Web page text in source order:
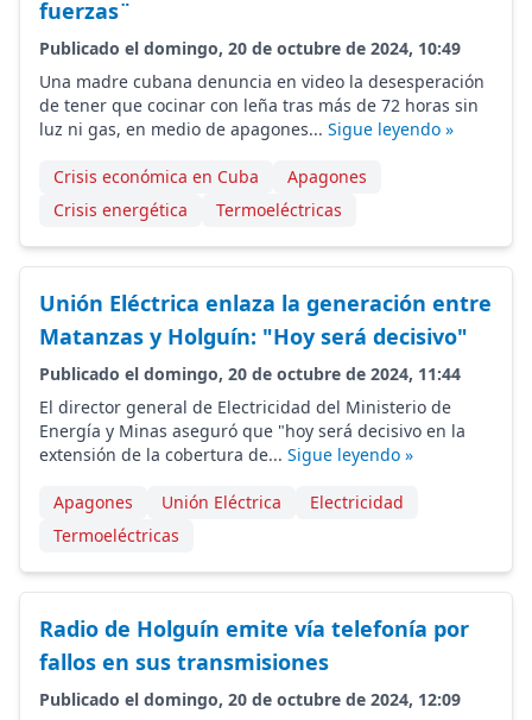
fuerzas¨
Publicado el domingo, 20 de octubre de 2024, 10:49
Una madre cubana denuncia en video la desesperación
de tener que cocinar con leña tras más de 72 horas sin
luz ni gas, en medio de apagones... Sigue leyendo »
Crisis económica en Cuba
Apagones
Crisis energética
Termoeléctricas
Unión Eléctrica enlaza la generación entre
Matanzas y Holguín: "Hoy será decisivo"
Publicado el domingo, 20 de octubre de 2024, 11:44
El director general de Electricidad del Ministerio de
Energía y Minas aseguró que "hoy será decisivo en la
extensión de la cobertura de... Sigue leyendo »
Apagones Unión Eléctrica
Electricidad
Termoeléctricas
Radio de Holguín emite vía telefonía por
fallos en sus transmisiones
Publicado el domingo, 20 de octubre de 2024, 12:09